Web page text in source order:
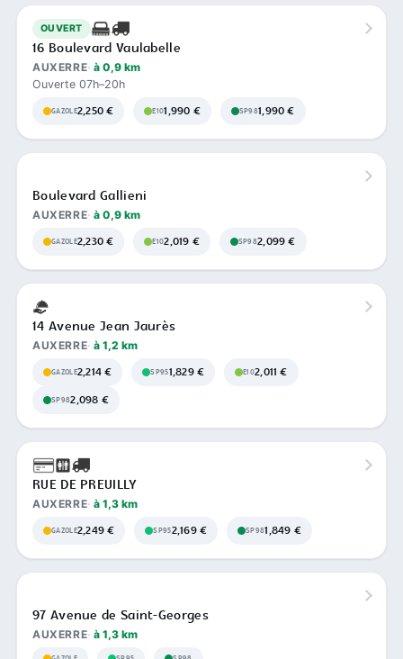
OUVERT
16 Boulevard Vaulabelle
AUXERRE à 0,9 km
Ouverte 07h–20h
GAZOLE2,250 € E101,990 € SP981,990 €
Boulevard Gallieni
AUXERRE à 0,9 km
GAZOLE2,230 € E102,019 € SP982,099 €
14 Avenue Jean Jaurès
AUXERRE à 1,2 km
GAZOLE2,214 € SP951,829 € E102,011 €
SP982,098 €
RUE DE PREUILLY
AUXERRE à 1,3 km
GAZOLE2,249 € SP952,169 € SP981,849 €
97 Avenue de Saint-Georges
AUXERRE à 1,3 km